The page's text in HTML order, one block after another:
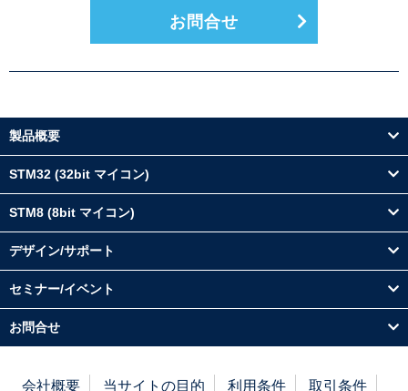
お問合せ
製品概要
STM32 (32bit マイコン)
STM8 (8bit マイコン)
デザイン/サポート
セミナー/イベント
お問合せ
会社概要 当サイトの目的 利用条件 取引条件